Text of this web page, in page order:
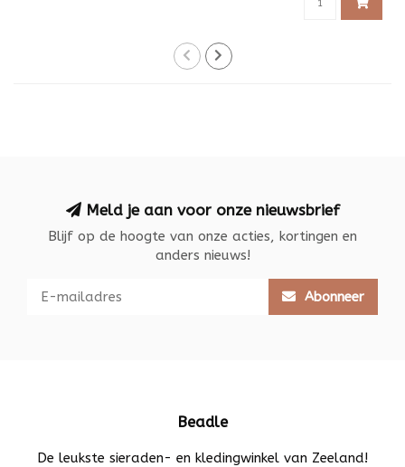
Meld je aan voor onze nieuwsbrief
Blijf op de hoogte van onze acties, kortingen en
anders nieuws!
Abonneer
Beadle
De leukste sieraden- en kledingwinkel van Zeeland!